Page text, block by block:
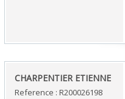
‎CHARPENTIER ETIENNE‎
Reference : R200026198